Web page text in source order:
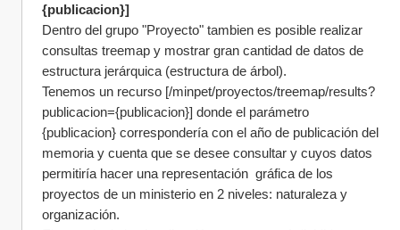
{publicacion}]
Dentro del grupo "Proyecto" tambien es posible realizar
consultas treemap y mostrar gran cantidad de datos de
estructura jerárquica (estructura de árbol).
Tenemos un recurso [/minpet/proyectos/treemap/results?
publicacion={publicacion}] donde el parámetro
{publicacion} correspondería con el año de publicación del
memoria y cuenta que se desee consultar y cuyos datos
permitiría hacer una representación  gráfica de los
proyectos de un ministerio en 2 niveles: naturaleza y
organización.